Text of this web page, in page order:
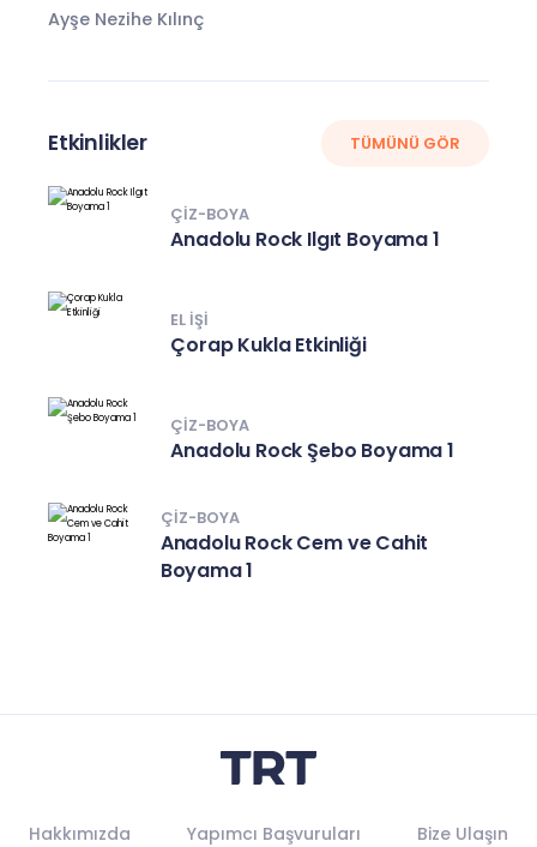
Ayşe Nezihe Kılınç
Etkinlikler TÜMÜNÜ GÖR
ÇIZ-BOYA
Anadolu Rock Ilgıt Boyama 1
EL IŞI
Çorap Kukla Etkinliği
ÇIZ-BOYA
Anadolu Rock Şebo Boyama 1
ÇIZ-BOYA
Anadolu Rock Cem ve Cahit
Boyama 1
Hakkımızda Yapımcı Başvuruları Bize Ulaşın